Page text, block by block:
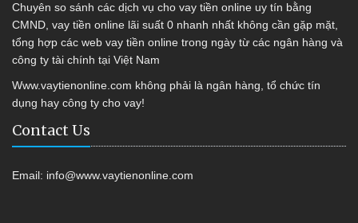
Chuyên so sánh các dịch vụ cho vay tiền online uy tín bằng
CMND, vay tiền online lãi suất 0 nhanh nhất không cần gặp mặt,
tổng hợp các web vay tiền online trong ngày từ các ngân hàng và
công ty tài chính tại Việt Nam
Www.vaytienonline.com không phải là ngân hàng, tổ chức tín
dụng hay công ty cho vay!
Contact Us
Email: info@www.vaytienonline.com